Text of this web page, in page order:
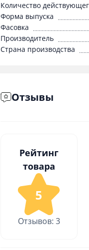
Количество
Форма выпуска
Фасовка
Производитель
Страна производства
Отзывы
Рейтинг
товара
5
Отзывов: 3